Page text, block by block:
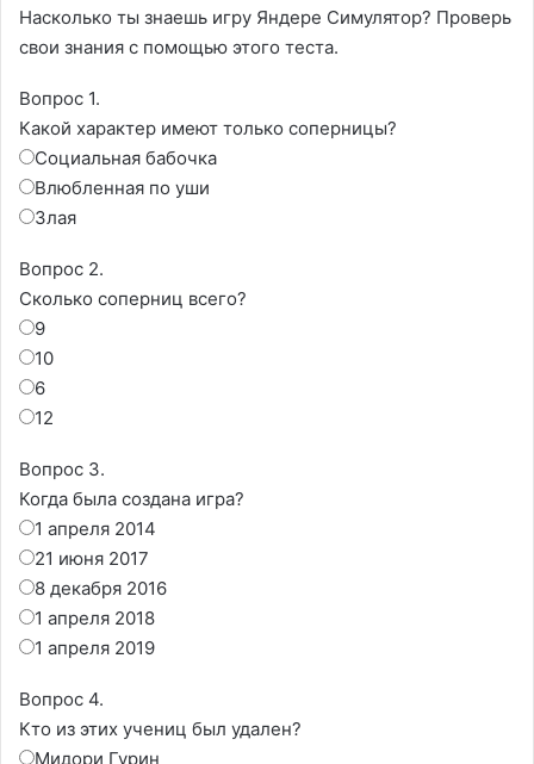
Насколько ты знаешь игру Яндере Симулятор? Проверь
свои знания с помощью этого теста.
Вопрос 1.
Какой характер имеют только соперницы?
Социальная бабочка
Влюбленная по уши
Злая
Вопрос 2.
Сколько соперниц всего?
9
10
6
12
Вопрос 3.
Когда была создана игра?
1 апреля 2014
21 июня 2017
8 декабря 2016
1 апреля 2018
1 апреля 2019
Вопрос 4.
Кто из этих учениц был удален?
Мидори Гурин